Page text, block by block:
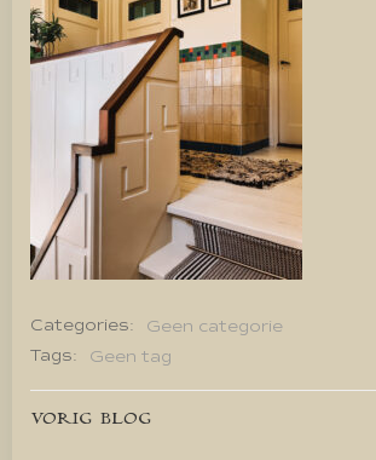
Categories:
Geen categorie
Tags:
Geen tag
Bericht
VORIG BLOG